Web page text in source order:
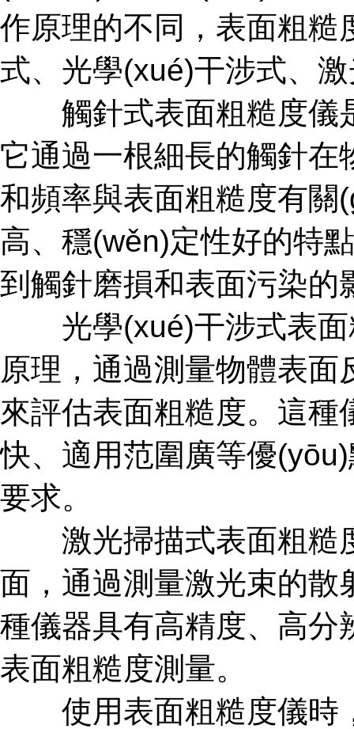
作原理的不同，表面粗糙
式、光學(xué)干涉式
觸針式表面粗糙度儀
它通過一根細長的觸針在
和頻率與表面粗糙度有關
高、穩(wěn)定性好的特
到觸針磨損和表面污染的影
光學(xué)干涉式表面
原理，通過測量物體表
來評估表面粗糙度。這
快、適用范圍廣等優
要求。
激光掃描式表面粗糙
面，通過測量激光束
種儀器具有高精度、高
表面粗糙度測量。
使用表面粗糙度儀時